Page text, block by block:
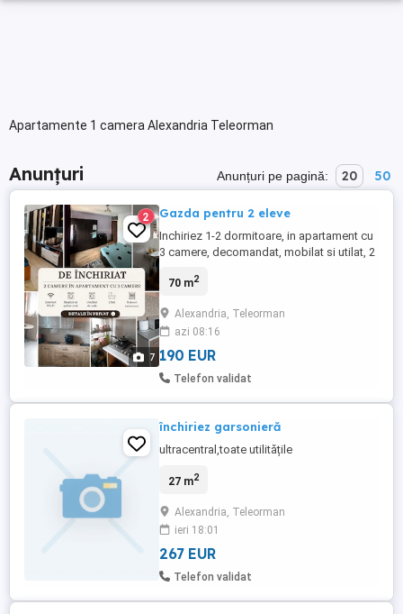
Apartamente 1 camera Alexandria Teleorman
Anunțuri Anunțuri pe pagină: 20 50
7
2 Gazda pentru 2 eleve
Inchiriez 1-2 dormitoare, in apartament cu
3 camere, decomandat, mobilat si utilat, 2
jaluzele exterioare. - masina spalat rufe -
Langa bloc - supermarketuri, patiserie,
saormerie, parc 5 minute pana la Liceul
CUZA Pretul ...
70 m2
Alexandria, Teleorman
azi 08:16
190 EUR
Telefon validat
închiriez garsonieră
ultracentral,toate utilitățile
27 m2
Alexandria, Teleorman
ieri 18:01
267 EUR
Telefon validat